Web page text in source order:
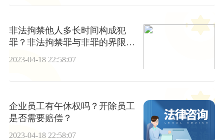
非法拘禁他人多长时间构成犯
罪？非法拘禁罪与非罪的界限是
什么？
2023-04-18 22:58:07
企业员工有午休权吗？开除员工
是否需要赔偿？
2023-04-18 22:58:07